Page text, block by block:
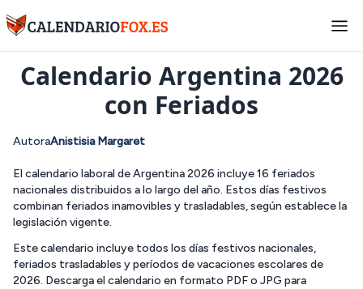
Inicio > Argentina
Calendario Argentina 2026
con Feriados
AutoraAnistisia Margaret
El calendario laboral de Argentina 2026 incluye 16 feriados
nacionales distribuidos a lo largo del año. Estos días festivos
combinan feriados inamovibles y trasladables, según establece la
legislación vigente.
Este calendario incluye todos los días festivos nacionales,
feriados trasladables y períodos de vacaciones escolares de
2026. Descarga el calendario en formato PDF o JPG para